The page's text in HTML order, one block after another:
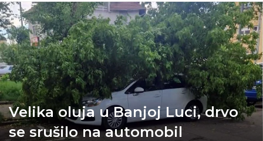
Velika oluja u Banjoj Luci, drvo
se srušilo na automobil